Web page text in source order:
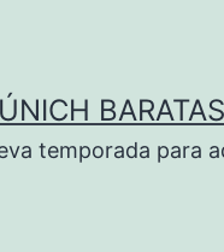
BARATAS
temporada para